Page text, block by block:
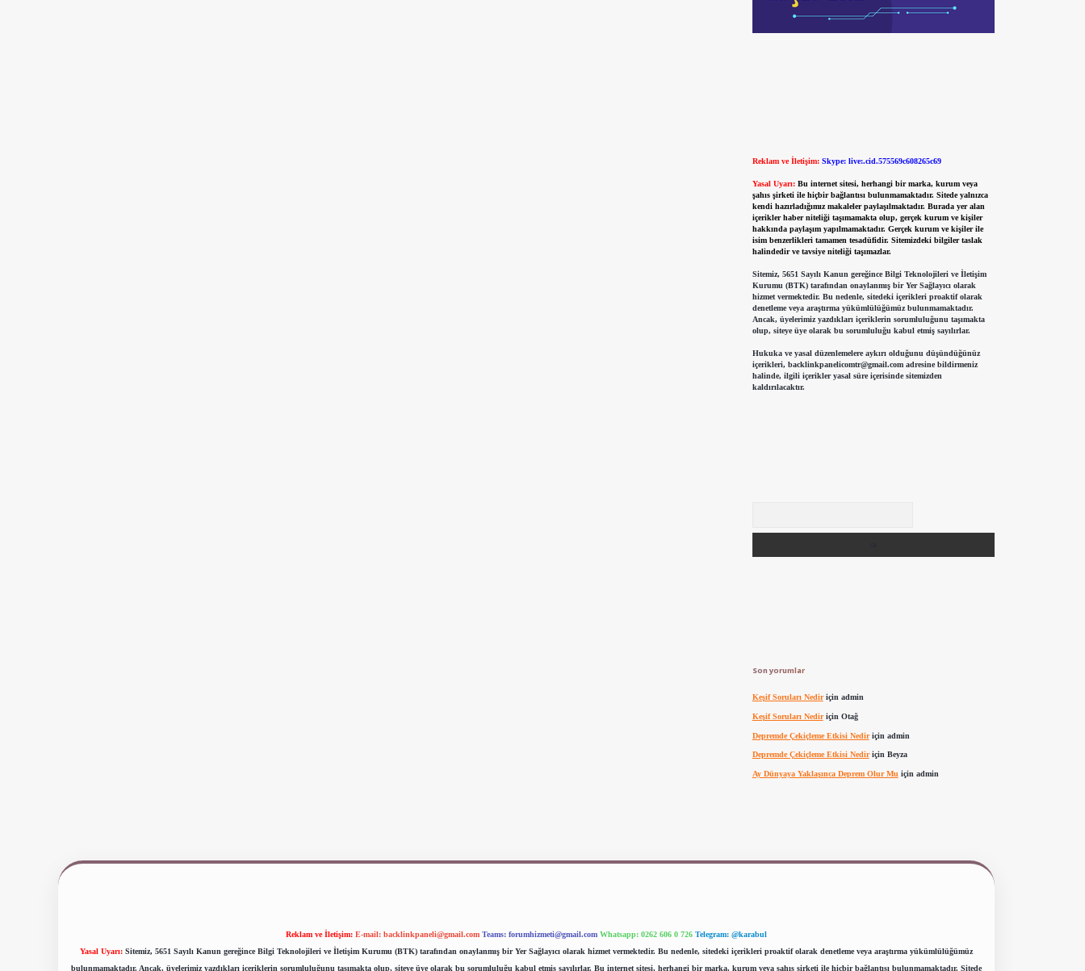
Reklam ve İletişim: Skype: live:.cid.575569c608265c69
Yasal Uyarı: Bu internet sitesi, herhangi bir marka, kurum veya
şahıs şirketi ile hiçbir bağlantısı bulunmamaktadır. Sitede yalnızca
kendi hazırladığımız makaleler paylaşılmaktadır. Burada yer alan
içerikler haber niteliği taşımamakta olup, gerçek kurum ve kişiler
hakkında paylaşım yapılmamaktadır. Gerçek kurum ve kişiler ile
isim benzerlikleri tamamen tesadüfidir. Sitemizdeki bilgiler taslak
halindedir ve tavsiye niteliği taşımazlar.
Sitemiz, 5651 Sayılı Kanun gereğince Bilgi Teknolojileri ve İletişim
Kurumu (BTK) tarafından onaylanmış bir Yer Sağlayıcı olarak
hizmet vermektedir. Bu nedenle, sitedeki içerikleri proaktif olarak
denetleme veya araştırma yükümlülüğümüz bulunmamaktadır.
Ancak, üyelerimiz yazdıkları içeriklerin sorumluluğunu taşımakta
olup, siteye üye olarak bu sorumluluğu kabul etmiş sayılırlar.
Hukuka ve yasal düzenlemelere aykırı olduğunu düşündüğünüz
içerikleri, backlinkpanelicomtr@gmail.comadresine bildirmeniz
halinde, ilgili içerikler yasal süre içerisinde sitemizden
kaldırılacaktır.
Son yorumlar
Keşif Soruları Nediriçin admin
Keşif Soruları Nediriçin Otağ
Depremde Çekiçleme Etkisi Nediriçin admin
Depremde Çekiçleme Etkisi Nediriçin Beyza
Ay Dünyaya Yaklaşınca Deprem Olur Mu için admin
Reklam ve İletişim: E-mail: backlinkpaneli@gmail.com Teams: forumhizmeti@gmail.com Whatsapp: 0262 606 0 726 Telegram: @karabul
Yasal Uyarı: Sitemiz, 5651 Sayılı Kanun gereğince Bilgi Teknolojileri ve İletişim Kurumu (BTK) tarafından onaylanmış bir Yer Sağlayıcı olarak hizmet vermektedir. Bu nedenle, sitedeki içerikleri proaktif olarak denetleme veya araştırma yükümlülüğümüz
bulunmamaktadır. Ancak, üyelerimiz yazdıkları içeriklerin sorumluluğunu taşımakta olup, siteye üye olarak bu sorumluluğu kabul etmiş sayılırlar. Bu internet sitesi, herhangi bir marka, kurum veya şahıs şirketi ile hiçbir bağlantısı bulunmamaktadır. Sitede